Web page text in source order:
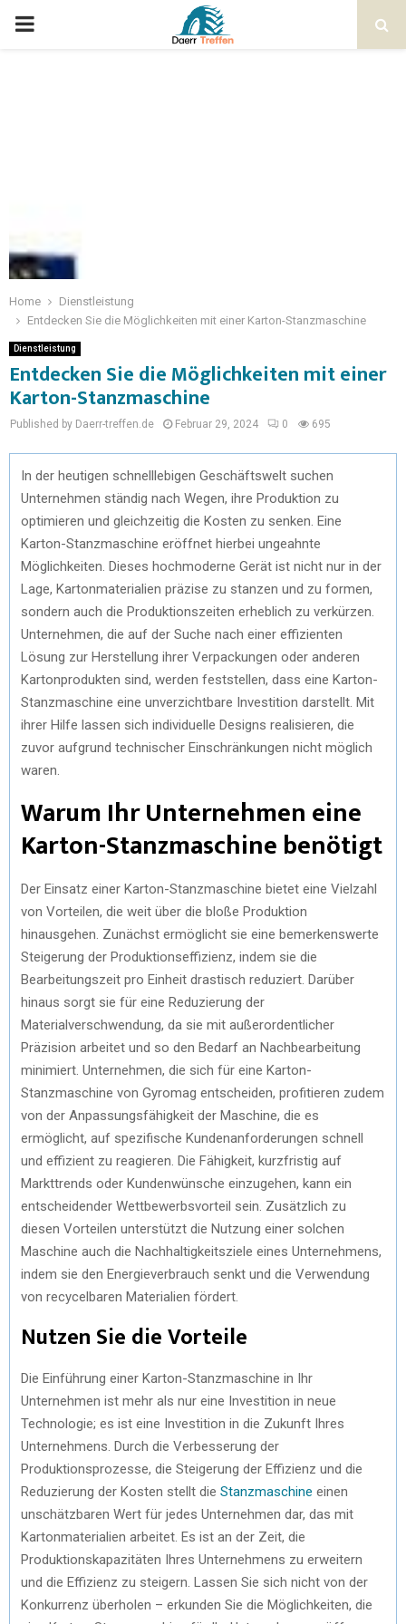
Home
Dienstleistung
Entdecken Sie die Möglichkeiten mit einer Karton-Stanzmaschine
Dienstleistung
Entdecken Sie die Möglichkeiten mit einer
Karton-Stanzmaschine
Published by Daerr-treffen.de Februar 29, 2024 0 695
In der heutigen schnelllebigen Geschäftswelt suchen
Unternehmen ständig nach Wegen, ihre Produktion zu
optimieren und gleichzeitig die Kosten zu senken. Eine
Karton-Stanzmaschine eröffnet hierbei ungeahnte
Möglichkeiten. Dieses hochmoderne Gerät ist nicht nur in der
Lage, Kartonmaterialien präzise zu stanzen und zu formen,
sondern auch die Produktionszeiten erheblich zu verkürzen.
Unternehmen, die auf der Suche nach einer effizienten
Lösung zur Herstellung ihrer Verpackungen oder anderen
Kartonprodukten sind, werden feststellen, dass eine Karton-
Stanzmaschine eine unverzichtbare Investition darstellt. Mit
ihrer Hilfe lassen sich individuelle Designs realisieren, die
zuvor aufgrund technischer Einschränkungen nicht möglich
waren.
Warum Ihr Unternehmen eine
Karton-Stanzmaschine benötigt
Der Einsatz einer Karton-Stanzmaschine bietet eine Vielzahl
von Vorteilen, die weit über die bloße Produktion
hinausgehen. Zunächst ermöglicht sie eine bemerkenswerte
Steigerung der Produktionseffizienz, indem sie die
Bearbeitungszeit pro Einheit drastisch reduziert. Darüber
hinaus sorgt sie für eine Reduzierung der
Materialverschwendung, da sie mit außerordentlicher
Präzision arbeitet und so den Bedarf an Nachbearbeitung
minimiert. Unternehmen, die sich für eine Karton-
Stanzmaschine von Gyromag entscheiden, profitieren zudem
von der Anpassungsfähigkeit der Maschine, die es
ermöglicht, auf spezifische Kundenanforderungen schnell
und effizient zu reagieren. Die Fähigkeit, kurzfristig auf
Markttrends oder Kundenwünsche einzugehen, kann ein
entscheidender Wettbewerbsvorteil sein. Zusätzlich zu
diesen Vorteilen unterstützt die Nutzung einer solchen
Maschine auch die Nachhaltigkeitsziele eines Unternehmens,
indem sie den Energieverbrauch senkt und die Verwendung
von recycelbaren Materialien fördert.
Nutzen Sie die Vorteile
Die Einführung einer Karton-Stanzmaschine in Ihr
Unternehmen ist mehr als nur eine Investition in neue
Technologie; es ist eine Investition in die Zukunft Ihres
Unternehmens. Durch die Verbesserung der
Produktionsprozesse, die Steigerung der Effizienz und die
Reduzierung der Kosten stellt die Stanzmaschine einen
unschätzbaren Wert für jedes Unternehmen dar, das mit
Kartonmaterialien arbeitet. Es ist an der Zeit, die
Produktionskapazitäten Ihres Unternehmens zu erweitern
und die Effizienz zu steigern. Lassen Sie sich nicht von der
Konkurrenz überholen – erkunden Sie die Möglichkeiten, die